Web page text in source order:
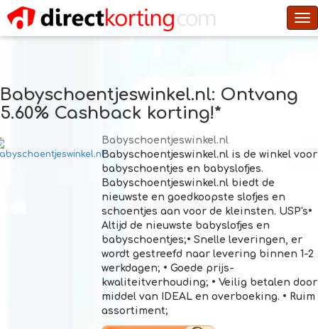
Babyschoentjeswinkel.nl: Ontvang
5.60% Cashback korting!*
Babyschoentjeswinkel.nl
Babyschoentjeswinkel.nl is de winkel voor
babyschoentjes en babyslofjes.
Babyschoentjeswinkel.nl biedt de
nieuwste en goedkoopste slofjes en
schoentjes aan voor de kleinsten. USP's•
Altijd de nieuwste babyslofjes en
babyschoentjes;• Snelle leveringen, er
wordt gestreefd naar levering binnen 1-2
werkdagen; • Goede prijs-
kwaliteitverhouding; • Veilig betalen door
middel van IDEAL en overboeking. • Ruim
assortiment;